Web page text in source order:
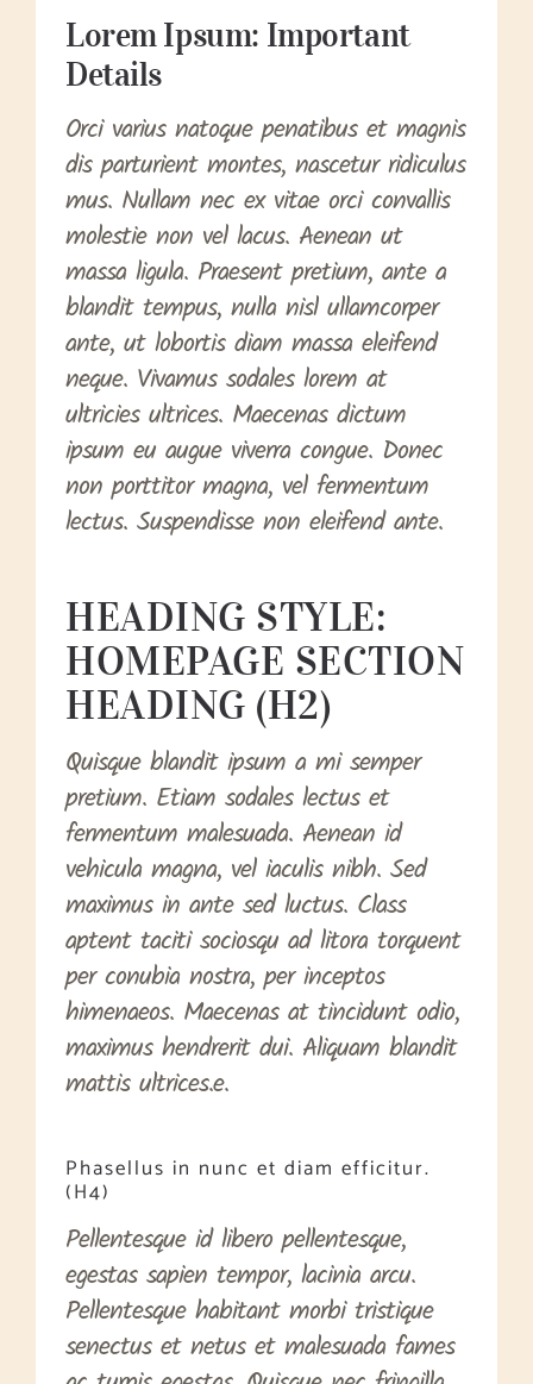
Lorem Ipsum: Important
Details
Orci varius natoque penatibus et magnis
dis parturient montes, nascetur ridiculus
mus. Nullam nec ex vitae orci convallis
molestie non vel lacus. Aenean ut
massa ligula. Praesent pretium, ante a
blandit tempus, nulla nisl ullamcorper
ante, ut lobortis diam massa eleifend
neque. Vivamus sodales lorem at
ultricies ultrices. Maecenas dictum
ipsum eu augue viverra congue. Donec
non porttitor magna, vel fermentum
lectus. Suspendisse non eleifend ante.
HEADING STYLE:
HOMEPAGE SECTION
HEADING (H2)
Quisque blandit ipsum a mi semper
pretium. Etiam sodales lectus et
fermentum malesuada. Aenean id
vehicula magna, vel iaculis nibh. Sed
maximus in ante sed luctus. Class
aptent taciti sociosqu ad litora torquent
per conubia nostra, per inceptos
himenaeos. Maecenas at tincidunt odio,
maximus hendrerit dui. Aliquam blandit
mattis ultrices.e.
Phasellus in nunc et diam efficitur.
(H4)
Pellentesque id libero pellentesque,
egestas sapien tempor, lacinia arcu.
Pellentesque habitant morbi tristique
senectus et netus et malesuada fames